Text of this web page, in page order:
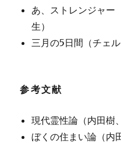
あ、ストレンジャー
生）
三月の5日間（チェル
参考文献
現代霊性論（内田樹
ぼくの住まい論（内